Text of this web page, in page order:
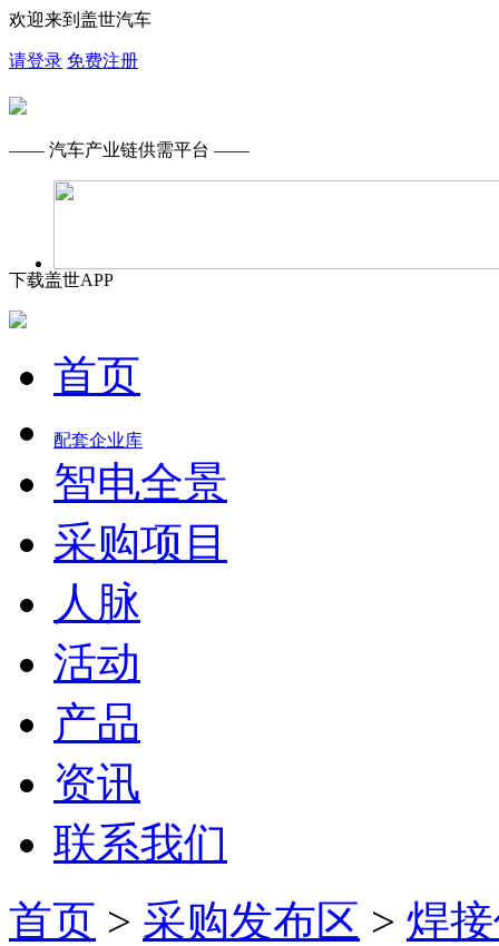
欢迎来到盖世汽车
请登录 免费注册
—— 汽车产业链供需平台 ——
下载盖世APP
首页
配套企业库
智电全景
采购项目
人脉
活动
产品
资讯
联系我们
首页 > 采购发布区 > 焊